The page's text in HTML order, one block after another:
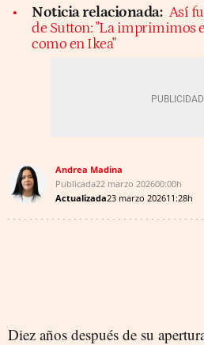
Noticia relacionada: Así
de Sutton: "La imprimimos
como en Ikea"
Andrea Madina
Publicada22 marzo 202600:00h
Actualizada23 marzo 202611:28h
Diez años después de su